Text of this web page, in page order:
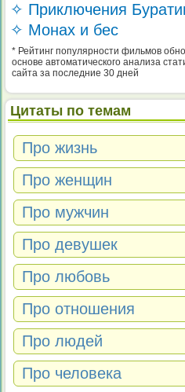
✧ Приключения
✧ Монах и бес
* Рейтинг популярности фильмов
основе автоматического анализа
сайта за последние 30 дней
Цитаты по темам
Про жизнь
Про женщин
Про мужчин
Про девушек
Про любовь
Про отношения
Про людей
Про человека